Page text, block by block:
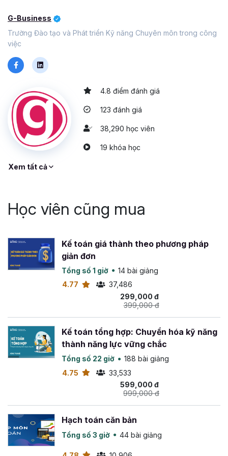
G-Business
Trường Đào tạo và Phát triển Kỹ năng Chuyên môn trong công
việc
4.8 điểm đánh giá
123 đánh giá
38,290 học viên
19 khóa học
Xem tất cả
Học viên cũng mua
Kế toán giá thành theo phương pháp
giản đơn
Tổng số 1 giờ
14 bài giảng
4.77
37,486
299,000 đ
399,000 đ
Kế toán tổng hợp: Chuyển hóa kỹ năng
thành năng lực vững chắc
Tổng số 22 giờ
188 bài giảng
4.75
33,533
599,000 đ
999,000 đ
Hạch toán căn bản
Tổng số 3 giờ 44 bài giảng